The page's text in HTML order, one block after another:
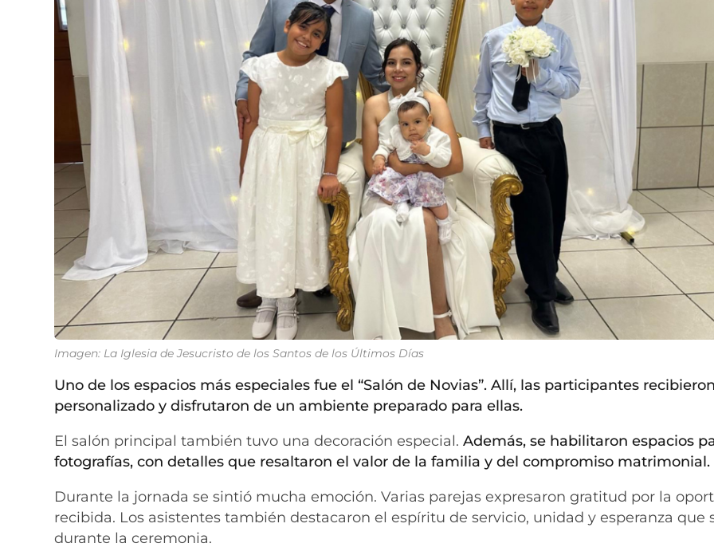
Imagen: La Iglesia de Jesucristo de los Santos de los Últimos Días
Uno de los espacios más especiales fue el “Salón de Novias”. Allí, las participantes
personalizado y disfrutaron de un ambiente preparado para ellas.
El salón principal también tuvo una decoración especial.Además, se habilitaron espacios
fotografías, con detalles que resaltaron el valor de la familia y del compromiso matrimonial.
Durante la jornada se sintió mucha emoción. Varias parejas expresaron gratitud por la
recibida. Los asistentes también destacaron el espíritu de servicio, unidad y esperanza que
durante la ceremonia.